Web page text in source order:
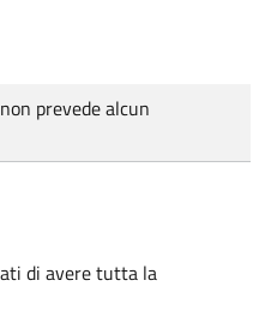
prevede alcun
di avere tutta la